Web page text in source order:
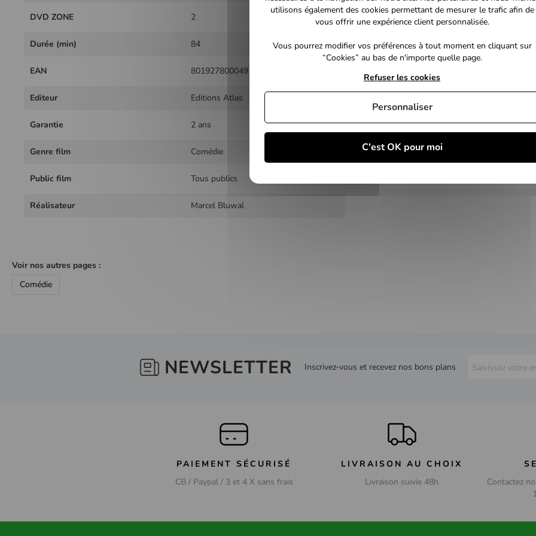
DVD ZONE 2
Durée (min) 84
EAN 8019278000492
Editeur Editions Atlas
Garantie 2 ans
Genre film Comédie
Public film Tous publics
Réalisateur Marcel Bluwal
Voir nos autres pages :
Comédie
NEWSLETTER Inscrivez-vous et recevez nos bons plans
PAIEMENT SÉCURISÉ
CB / Paypal / 3 et 4 X sans frais
LIVRAISON AU CHOIX
Livraison suivie 48h
Contactez
utilisons également des cookies permettant de mesurer le trafic afin de
vous offrir une expérience client personnalisée.
Vous pourrez modifier vos préférences à tout moment en cliquant sur
“Cookies” au bas de n'importe quelle page.
C'est OK pour moi
Refuser les cookies
Personnaliser